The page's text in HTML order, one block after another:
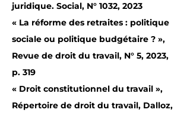
juridique. Social, N° 1032, 2023
« La réforme des retraites : politique
sociale ou politique budgétaire ? »,
Revue de droit du travail, N° 5, 2023,
p. 319
« Droit constitutionnel du travail »,
Répertoire de droit du travail, Dalloz,